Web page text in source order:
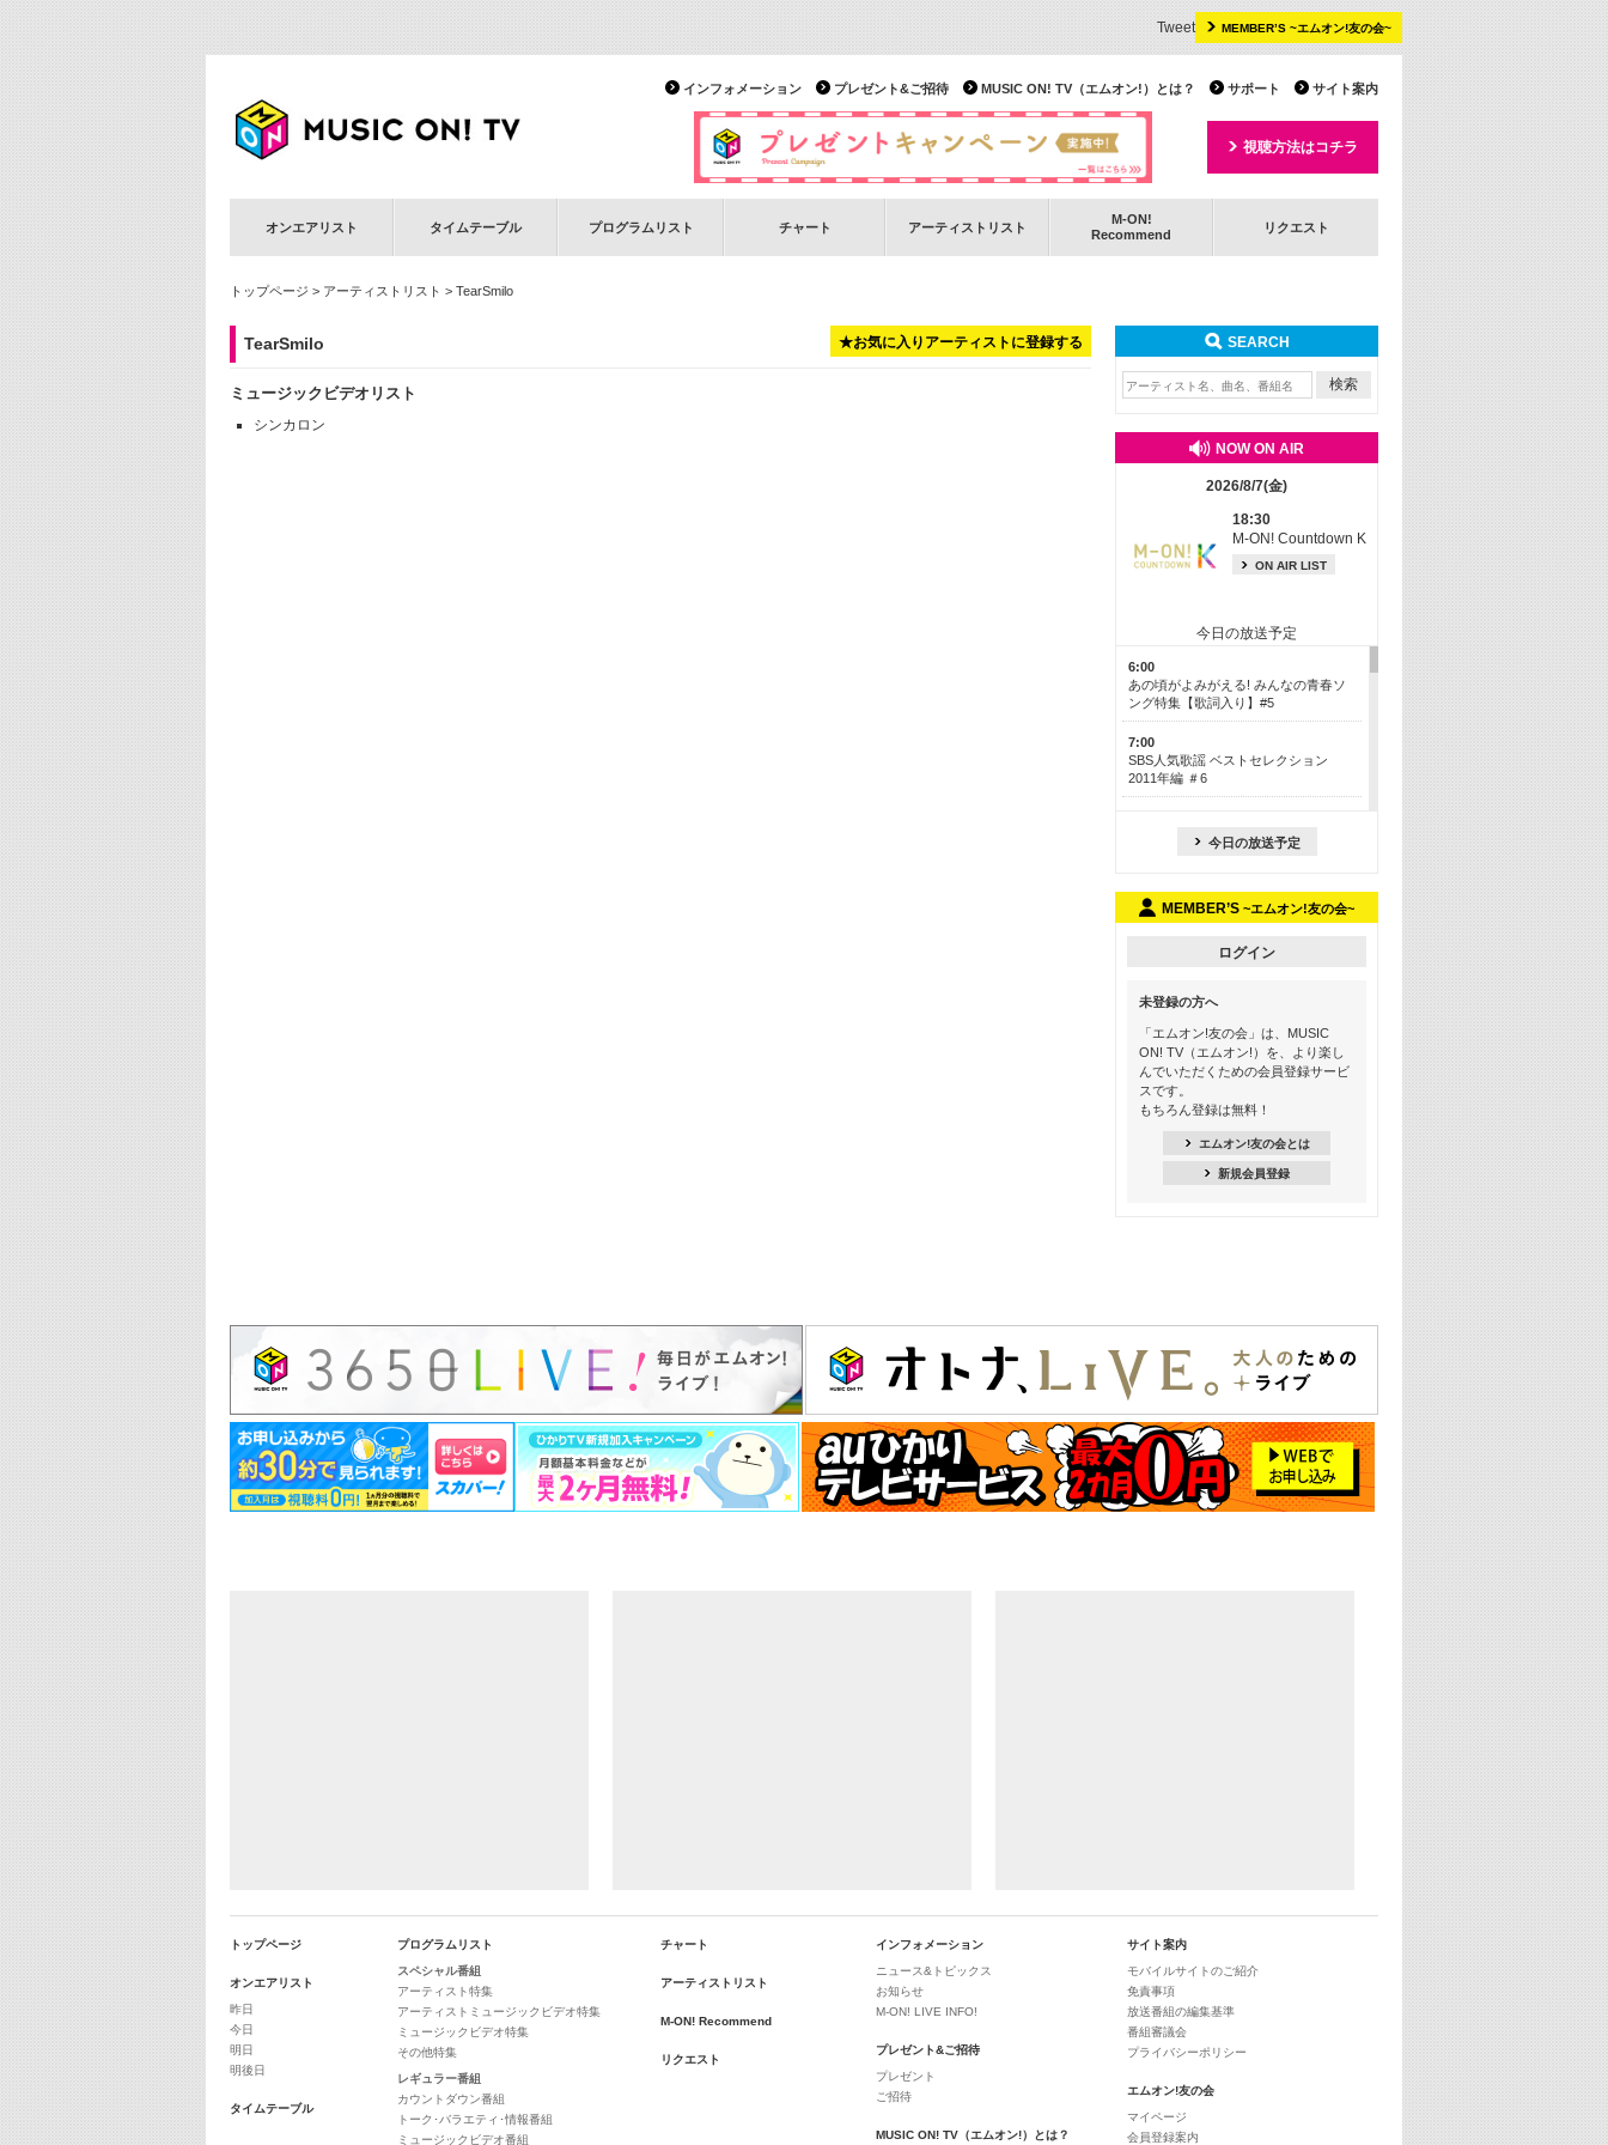
MEMBER’S ~エムオン!友の会~
Tweet
サイト案内
サポート
MUSIC ON! TV（エムオン!）とは？
プレゼント&ご招待
インフォメーション
視聴方法はコチラ
オンエアリスト タイムテーブル プログラムリスト チャート アーティストリスト
M-ON!
Recommend
リクエスト
トップページ > アーティストリスト > TearSmilo
★お気に入りアーティストに登録する
TearSmilo
ミュージックビデオリスト
シンカロン
SEARCH
NOW ON AIR
2026/8/7(金)
18:30
M-ON! Countdown K
ON AIR LIST
今日の放送予定
6:00
あの頃がよみがえる! みんなの青春ソ
ング特集【歌詞入り】#5
7:00
SBS人気歌謡 ベストセレクション
2011年編 ＃6
今も昔も愛される鉄板カラオケメドレ
ー【歌詞入り】 一挙5時間！
13:30
Apple Music カウントダウン 20
16:30
あのころK-POPヒッツ! 2018→2021年
18:30
M-ON! Countdown K
23:00
SUPER EIGHT特集
24:00
25:00
エムオン! ヒッツ
26:00
今日の放送予定
MEMBER’S ~エムオン!友の会~
ログイン
未登録の方へ
「エムオン!友の会」は、MUSIC
ON! TV（エムオン!）を、より楽し
んでいただくための会員登録サービ
スです。
もちろん登録は無料！
エムオン!友の会とは
新規会員登録
トップページ
オンエアリスト
昨日
今日
明日
明後日
タイムテーブル
プログラムリスト
スペシャル番組
アーティスト特集
アーティストミュージックビデオ特集
ミュージックビデオ特集
その他特集
レギュラー番組
カウントダウン番組
トーク･バラエティ･情報番組
ミュージックビデオ番組
チャート
アーティストリスト
M-ON! Recommend
リクエスト
インフォメーション
ニュース&トピックス
お知らせ
M-ON! LIVE INFO!
プレゼント&ご招待
プレゼント
ご招待
MUSIC ON! TV（エムオン!）とは？
サイト案内
モバイルサイトのご紹介
免責事項
放送番組の編集基準
番組審議会
プライバシーポリシー
エムオン!友の会
マイページ
会員登録案内